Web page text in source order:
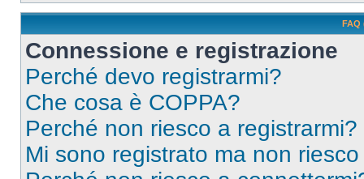
FAQ
Connessione e registrazione
Perché devo registrarmi?
Che cosa è COPPA?
Perché non riesco a registrarmi?
Mi sono registrato ma non